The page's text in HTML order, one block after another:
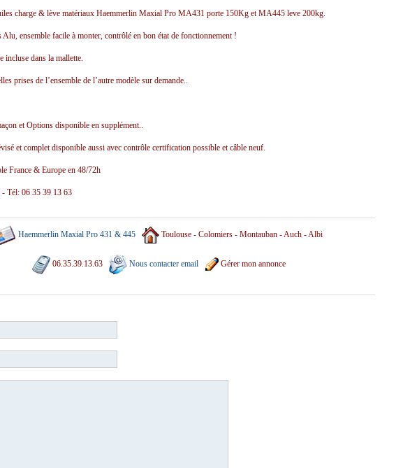
charge & lève matériaux Haemmerlin Maxial Pro MA431 porte 150Kg et MA445 leve 200kg.
Alu, ensemble facile à monter, contrôlé en bon état de fonctionnement !
incluse dans la mallette.
prises de l’ensemble de l’autre modèle sur demande..
et Options disponible en supplément..
et complet disponible aussi avec contrôle certification possible et câble neuf.
France & Europe en 48/72h
Tél: 06 35 39 13 63
Haemmerlin Maxial Pro 431 & 445 Toulouse - Colomiers - Montauban - Auch - Albi
06.35.39.13.63 Nous contacter email Gérer mon annonce